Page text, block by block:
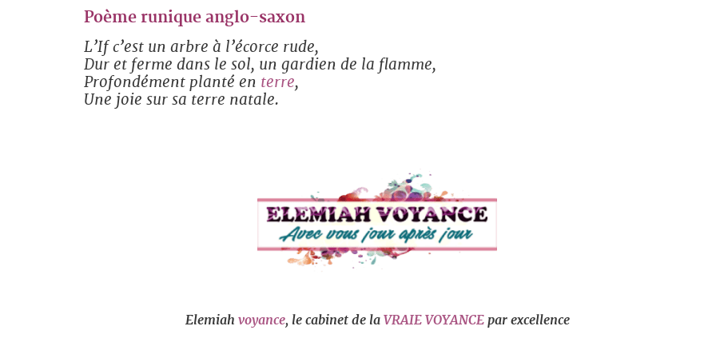
Poème runique anglo-saxon
L’If c’est un arbre à l’écorce rude,
Dur et ferme dans le sol, un gardien de la flamme,
Profondément planté en terre,
Une joie sur sa terre natale.
Elemiah voyance, le cabinet de laVRAIE VOYANCEpar excellence